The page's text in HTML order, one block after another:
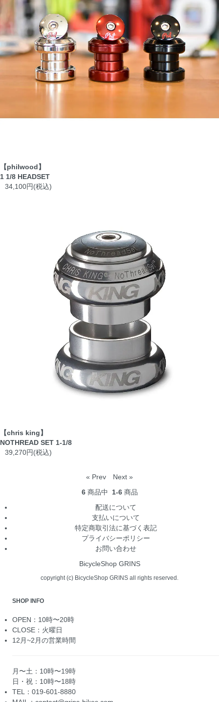
【philwood】
1 1/8 HEADSET
34,100円(税込)
【chris king】
NOTHREAD SET 1-1/8
39,270円(税込)
« Prev
Next »
6 商品中 1-6 商品
配送について
支払いについて
特定商取引法に基づく表記
プライバシーポリシー
お問い合わせ
BicycleShop GRINS
copyright (c) BicycleShop GRINS all rights reserved.
SHOP INFO
OPEN：10時〜20時
CLOSE：火曜日
12月~2月の営業時間
月〜土：10時〜19時
日・祝：10時〜18時
TEL：019-601-8880